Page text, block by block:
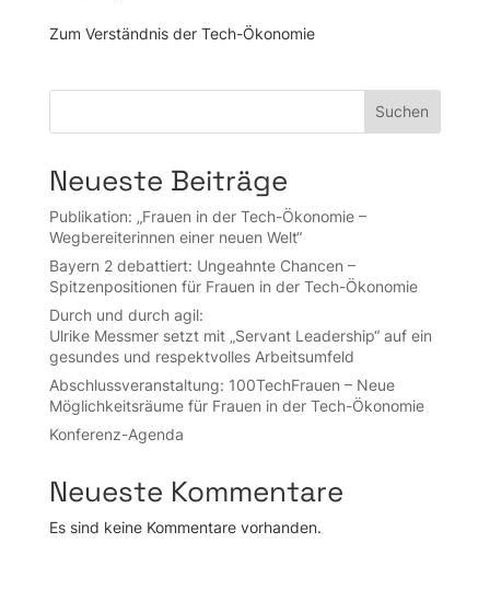
Zum Verständnis der Tech-Ökonomie
Suchen
Neueste Beiträge
Publikation: „Frauen in der Tech-Ökonomie –
Wegbereiterinnen einer neuen Welt“
Bayern 2 debattiert: Ungeahnte Chancen –
Spitzenpositionen für Frauen in der Tech-Ökonomie
Durch und durch agil:
Ulrike Messmer setzt mit „Servant Leadership“ auf ein
gesundes und respektvolles Arbeitsumfeld
Abschluss­veran­stal­tung: 100Tech­Frauen – Neue
Möglich­keits­räume für Frauen in der Tech-Ökonomie
Konferenz-Agenda
Neueste Kommentare
Es sind keine Kommentare vorhanden.